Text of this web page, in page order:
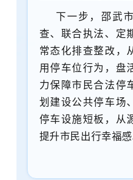
下一步，邵武
查、联合执法、定
常态化排查整改，
用停车位行为，盘
力保障市民合法停
划建设公共停车场
停车设施短板，从
提升市民出行幸福感